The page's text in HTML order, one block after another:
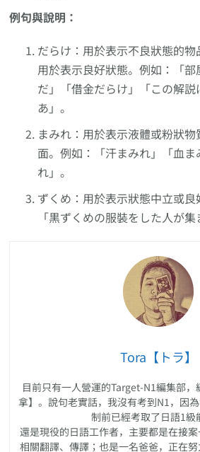
例句與說明：
だらけ：用於表示不良狀態的
用於表示良好狀態。例如：「
だ」「借金だらけ」「この解
あ」。
まみれ：用於表示液體或粉狀
面。例如：「汗まみれ」「血
れ」。
ずくめ：用於表示狀態中立或良
「黒ずくめの服裝をした人が集
Tora【トラ】
目前只有一人營運的Target-N1編集部
拿】。說句老實話，我沒有考到N1，因
制前已經考取了日語1級
還是現役的日語工作者，主要都是在接
相關翻譯、傳譯；也是一名爸爸，正在